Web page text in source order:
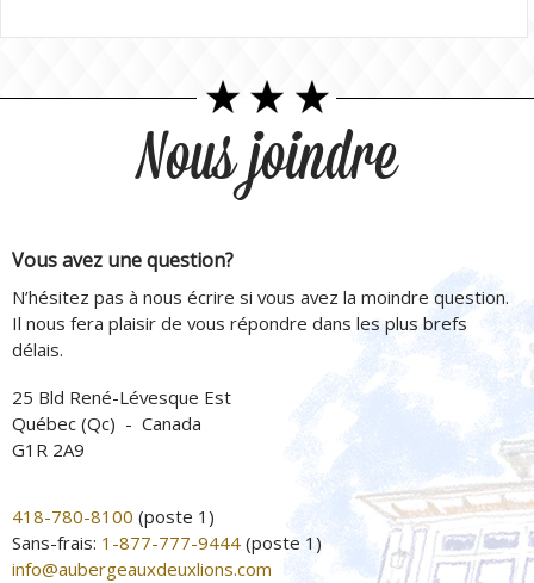
Nous joindre
Vous avez une question?
N’hésitez pas à nous écrire si vous avez la moindre question.
Il nous fera plaisir de vous répondre dans les plus brefs
délais.
25 Bld René-Lévesque Est
Québec (Qc) - Canada
G1R 2A9
418-780-8100 (poste 1)
Sans-frais: 1-877-777-9444 (poste 1)
info@aubergeauxdeuxlions.com